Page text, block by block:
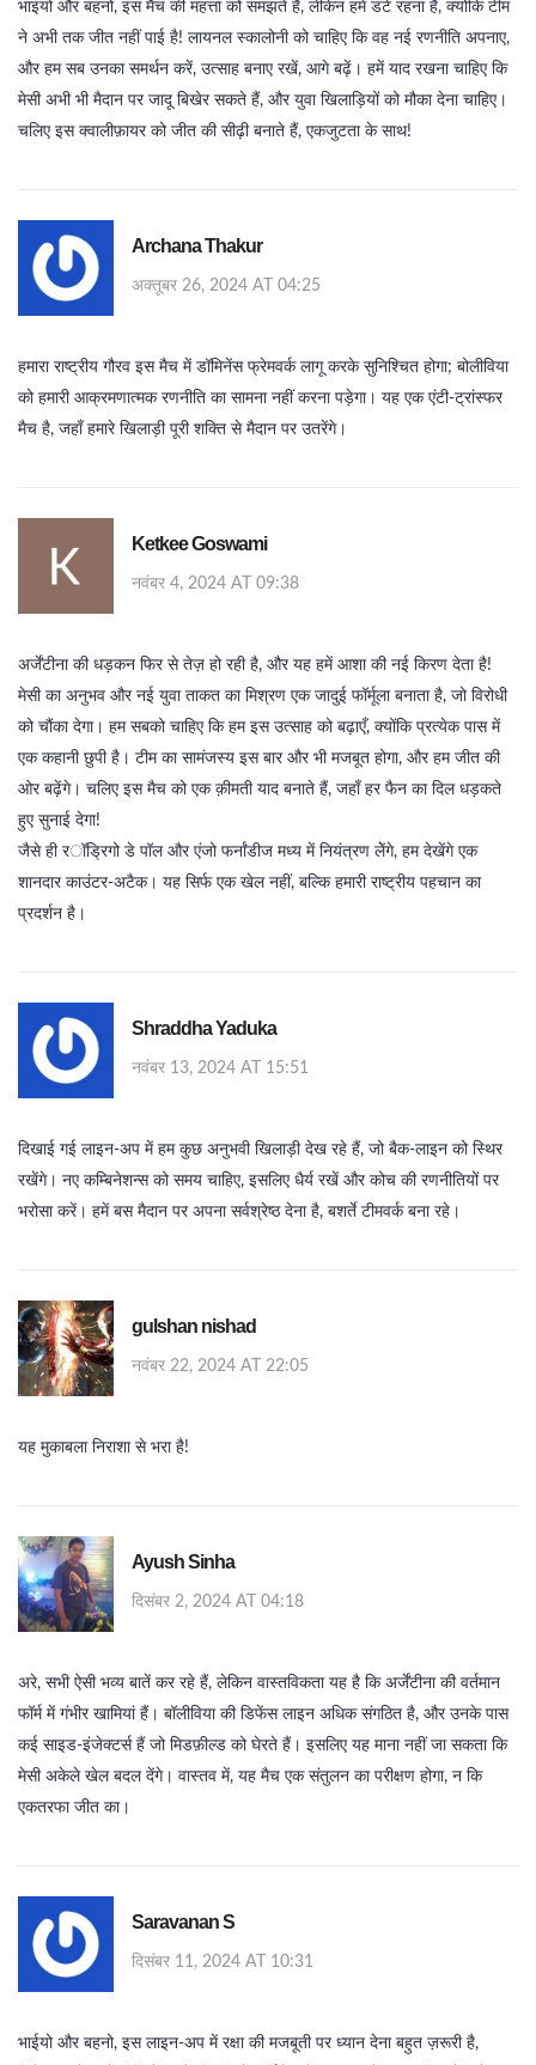
भाइयों और बहनों, इस मैच की महत्ता को समझते हैं, लेकिन हमें डटे रहना है, क्योंकि टीम
ने अभी तक जीत नहीं पाई है! लायनल स्कालोनी को चाहिए कि वह नई रणनीति अपनाए,
और हम सब उनका समर्थन करें, उत्साह बनाए रखें, आगे बढ़ें। हमें याद रखना चाहिए कि
मेसी अभी भी मैदान पर जादू बिखेर सकते हैं, और युवा खिलाड़ियों को मौका देना चाहिए।
चलिए इस क्वालीफ़ायर को जीत की सीढ़ी बनाते हैं, एकजुटता के साथ!
Archana Thakur
अक्तूबर 26, 2024 AT 04:25
हमारा राष्ट्रीय गौरव इस मैच में डॉमिनेंस फ्रेमवर्क लागू करके सुनिश्चित होगा; बोलीविया
को हमारी आक्रमणात्मक रणनीति का सामना नहीं करना पड़ेगा। यह एक एंटी-ट्रांस्फर
मैच है, जहाँ हमारे खिलाड़ी पूरी शक्ति से मैदान पर उतरेंगे।
Ketkee Goswami
नवंबर 4, 2024 AT 09:38
अर्जेंटीना की धड़कन फिर से तेज़ हो रही है, और यह हमें आशा की नई किरण देता है!
मेसी का अनुभव और नई युवा ताकत का मिश्रण एक जादुई फॉर्मूला बनाता है, जो विरोधी
को चौंका देगा। हम सबको चाहिए कि हम इस उत्साह को बढ़ाएँ, क्योंकि प्रत्येक पास में
एक कहानी छुपी है। टीम का सामंजस्य इस बार और भी मजबूत होगा, और हम जीत की
ओर बढ़ेंगे। चलिए इस मैच को एक क़ीमती याद बनाते हैं, जहाँ हर फैन का दिल धड़कते
हुए सुनाई देगा!
जैसे ही रॉड्रिगो डे पॉल और एंजो फर्नांडीज मध्य में नियंत्रण लेेंगे, हम देखेंगे एक
शानदार काउंटर‑अटैक। यह सिर्फ एक खेल नहीं, बल्कि हमारी राष्ट्रीय पहचान का
प्रदर्शन है।
Shraddha Yaduka
नवंबर 13, 2024 AT 15:51
दिखाई गई लाइन‑अप में हम कुछ अनुभवी खिलाड़ी देख रहे हैं, जो बैक‑लाइन को स्थिर
रखेंगे। नए कम्बिनेशन्स को समय चाहिए, इसलिए धैर्य रखें और कोच की रणनीतियों पर
भरोसा करें। हमें बस मैदान पर अपना सर्वश्रेष्ठ देना है, बशर्ते टीमवर्क बना रहे।
gulshan nishad
नवंबर 22, 2024 AT 22:05
यह मुकाबला निराशा से भरा है!
Ayush Sinha
दिसंबर 2, 2024 AT 04:18
अरे, सभी ऐसी भव्य बातें कर रहे हैं, लेकिन वास्तविकता यह है कि अर्जेंटीना की वर्तमान
फॉर्म में गंभीर खामियां हैं। बॉलीविया की डिफेंस लाइन अधिक संगठित है, और उनके पास
कई साइड‑इंजेक्टर्स हैं जो मिडफ़ील्ड को घेरते हैं। इसलिए यह माना नहीं जा सकता कि
मेसी अकेले खेल बदल देंगे। वास्तव में, यह मैच एक संतुलन का परीक्षण होगा, न कि
एकतरफा जीत का।
Saravanan S
दिसंबर 11, 2024 AT 10:31
भाईयो और बहनो, इस लाइन‑अप में रक्षा की मजबूती पर ध्यान देना बहुत ज़रूरी है,